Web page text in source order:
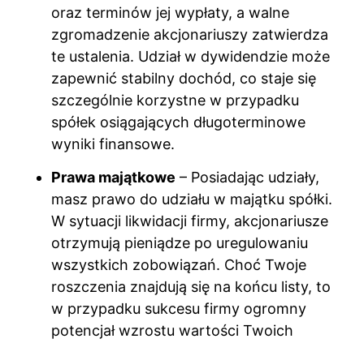
oraz terminów jej wypłaty, a walne
zgromadzenie akcjonariuszy zatwierdza
te ustalenia. Udział w dywidendzie może
zapewnić stabilny dochód, co staje się
szczególnie korzystne w przypadku
spółek osiągających długoterminowe
wyniki finansowe.
Prawa majątkowe – Posiadając udziały,
masz prawo do udziału w majątku spółki.
W sytuacji likwidacji firmy, akcjonariusze
otrzymują pieniądze po uregulowaniu
wszystkich zobowiązań. Choć Twoje
roszczenia znajdują się na końcu listy, to
w przypadku sukcesu firmy ogromny
potencjał wzrostu wartości Twoich